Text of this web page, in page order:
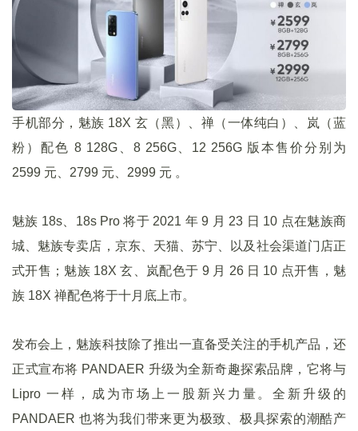
手机部分，魅族 18X 玄（黑）、禅（一体纯白）、岚（蓝
粉）配色 8 128G、8 256G、12 256G 版本售价分别为
2599 元、2799 元、2999 元 。
魅族 18s、18s Pro 将于 2021 年 9 月 23 日 10 点在魅族商
城、魅族专卖店，京东、天猫、苏宁、以及社会渠道门店正
式开售；魅族 18X 玄、岚配色于 9 月 26 日 10 点开售，魅
族 18X 禅配色将于十月底上市。
发布会上，魅族科技除了推出一直备受关注的手机产品，还
正式宣布将 PANDAER 升级为全新奇趣探索品牌，它将与
Lipro 一样，成为市场上一股新兴力量。全新升级的
PANDAER 也将为我们带来更为极致、极具探索的潮酷产